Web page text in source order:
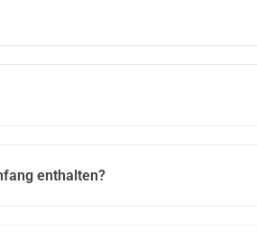
enthalten?